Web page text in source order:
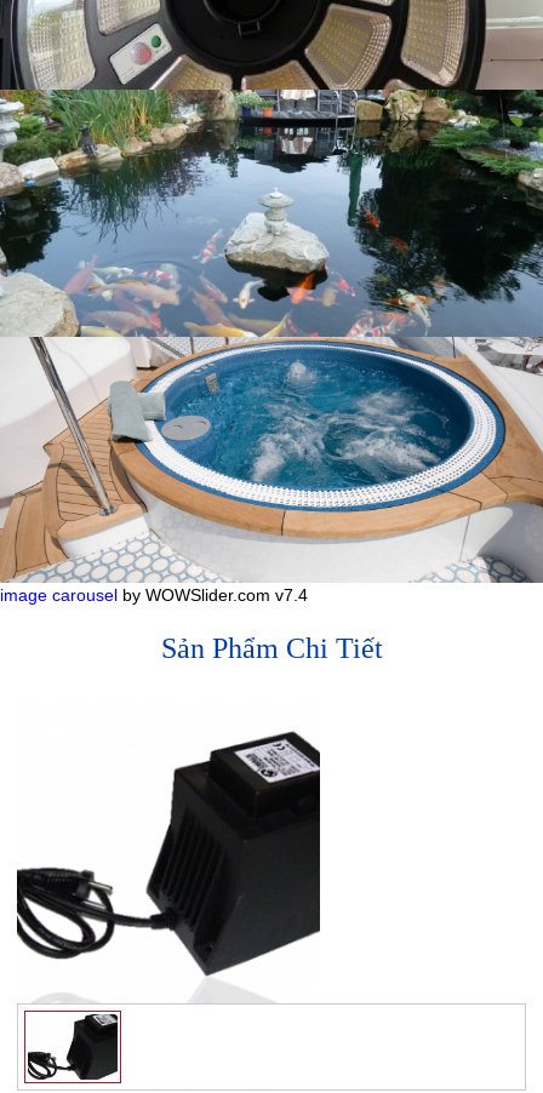
image carousel by WOWSlider.com v7.4
Sản Phẩm Chi Tiết